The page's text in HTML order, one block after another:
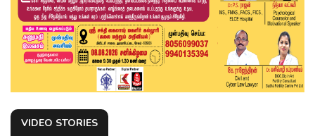
VIDEO STORIES